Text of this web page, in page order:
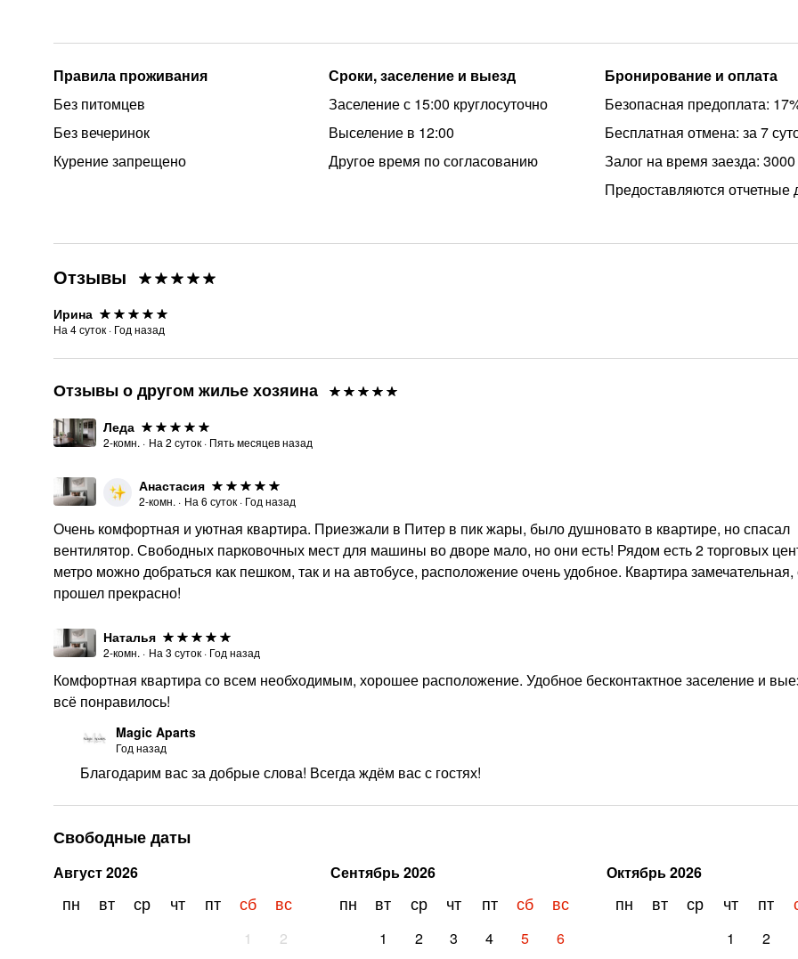
Правила проживания
Без питомцев
Без вечеринок
Курение запрещено
Сроки, заселение и выезд
Заселение с 15:00 круглосуточно
Выселение в 12:00
Другое время по согласованию
Бронирование и оплата
Безопасная предоплата:
Бесплатная отмена: за 7
Залог на время заезда:
Предоставляются отчетные
Свободные даты
Август2026
пн вт ср чт пт сб вс
1 2
Сентябрь2026
пн вт ср чт пт сб вс
1 2 3 4 5 6
Октябрь2026
пн вт ср чт пт
1 2
Отзывы
Ирина
На 4суток · Год назад
Отзывы о другом жилье хозяина
Леда
2-комн. · На 2 суток · Пять месяцев назад
Анастасия
2-комн. · На 6 суток · Год назад
Очень комфортная и уютная квартира. Приезжали в Питер в пик жары, было душновато в квартире, но спасал
вентилятор. Свободных парковочных мест для машины во дворе мало, но они есть! Рядом есть 2 торговых
метро можно добраться как пешком, так и на автобусе, расположение очень удобное. Квартира замечательная,
прошел прекрасно!
Наталья
2-комн. · На 3 суток · Год назад
Комфортная квартира со всем необходимым, хорошее расположение. Удобное бесконтактное заселение и
всё понравилось!
Magic Aparts
Год назад
Благодарим вас за добрые слова! Всегда ждём вас с гостях!